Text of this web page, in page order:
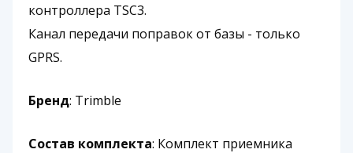
контроллера TSC3.
Канал передачи поправок от базы - только
GPRS.
Бренд: Trimble
Состав комплекта: Комплект приемника